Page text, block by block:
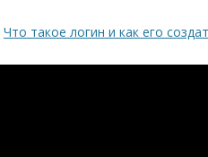
Что такое логин и как его